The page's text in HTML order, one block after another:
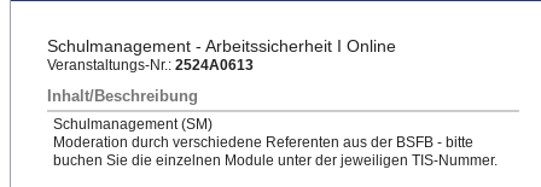
Schulmanagement - Arbeitssicherheit I Online
Veranstaltungs-Nr.: 2524A0613
Inhalt/Beschreibung
Schulmanagement (SM)
Moderation durch verschiedene Referenten aus der BSFB - bitte
buchen Sie die einzelnen Module unter der jeweiligen TIS-Nummer.